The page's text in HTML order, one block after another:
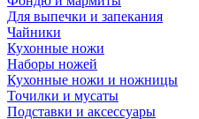
Для выпечки и запекания
Чайники
Кухонные ножи
Наборы ножей
Кухонные ножи и ножницы
Точилки и мусаты
Подставки и аксессуары